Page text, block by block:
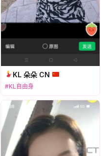
KL 朵朵 CN
#KL自由身